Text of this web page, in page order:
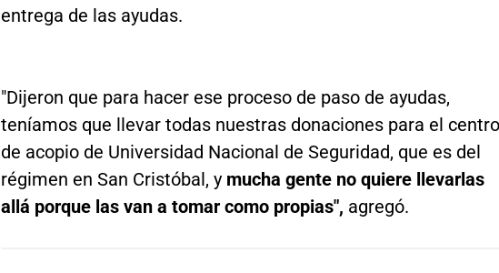
entrega de las ayudas.
"Dijeron que para hacer ese proceso de paso de ayudas,
teníamos que llevar todas nuestras donaciones para el centro
de acopio de Universidad Nacional de Seguridad, que es del
régimen en San Cristóbal, ymucha gente no quiere llevarlas
allá porque las van a tomar como propias", agregó.